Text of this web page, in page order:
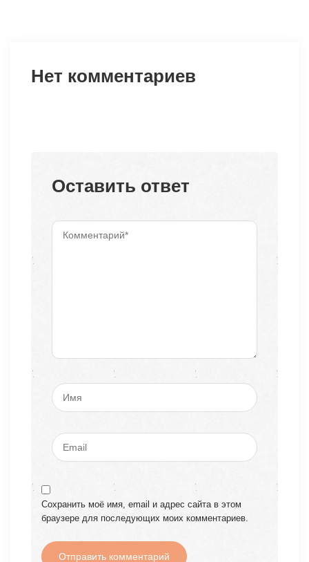
Нет комментариев
Оставить ответ
Сохранить моё имя, email и адрес сайта в этом
браузере для последующих моих комментариев.